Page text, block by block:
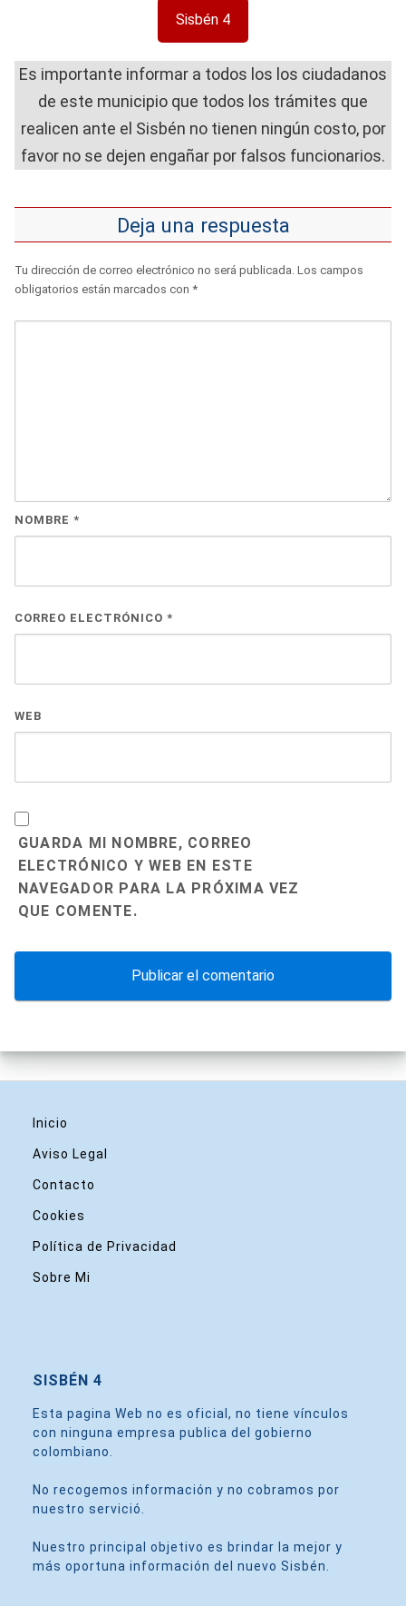
Sisbén 4
Es importante informar a todos los los ciudadanos
de este municipio que todos los trámites que
realicen ante el Sisbén no tienen ningún costo, por
favor no se dejen engañar por falsos funcionarios.
Deja una respuesta
Tu dirección de correo electrónico no será publicada. Los campos
obligatorios están marcados con *
NOMBRE *
CORREO ELECTRÓNICO *
WEB
GUARDA MI NOMBRE, CORREO
ELECTRÓNICO Y WEB EN ESTE
NAVEGADOR PARA LA PRÓXIMA VEZ
QUE COMENTE.
Inicio
Aviso Legal
Contacto
Cookies
Política de Privacidad
Sobre Mi
SISBÉN 4
Esta pagina Web no es oficial, no tiene vínculos
con ninguna empresa publica del gobierno
colombiano.
No recogemos información y no cobramos por
nuestro servició.
Nuestro principal objetivo es brindar la mejor y
más oportuna información del nuevo Sisbén.